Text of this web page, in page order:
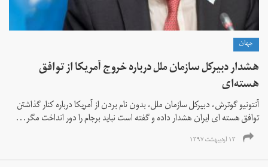
جهان
هشدار دبیرکل سازمان ملل درباره خروج آمریکا از توافق
هسته‌ای
آنتونیو گوترش، دبیرکل سازمان ملل، بدون نام بردن از آمریکا درباره کنار گذاشتن
توافق هسته ای ایران هشدار داده و گفته است نباید برجام را دور انداخت مگر...
۱۳ اردیبهشت ۱۳۹۷